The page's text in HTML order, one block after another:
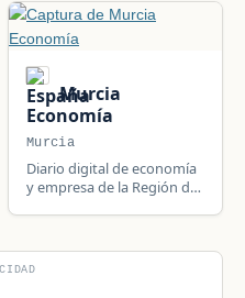
sucesos y actualidad del
municipio y su comarca.
Murcia
Economía
Murcia
Diario digital de economía
y empresa de la Región de